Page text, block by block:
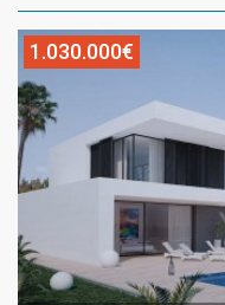
1.030.000€